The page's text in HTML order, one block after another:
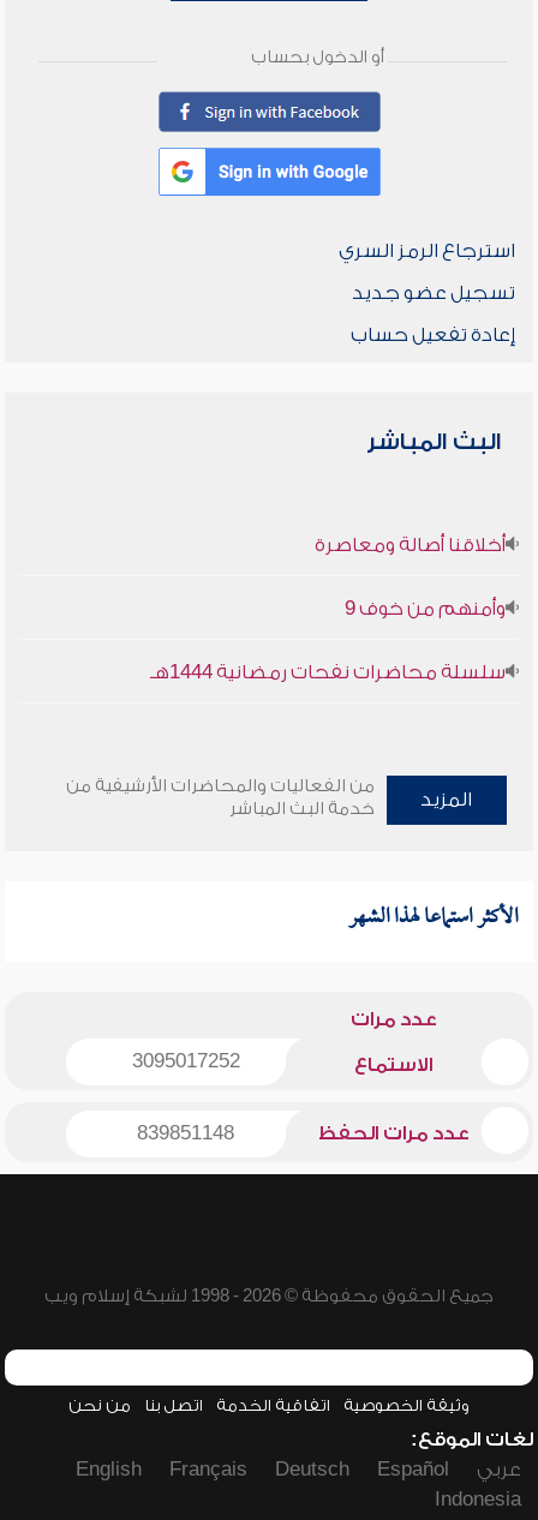
أو الدخول بحساب
استرجاع الرمز السري
تسجيل عضو جديد
إعادة تفعيل حساب
البث المباشر
أخلاقنا أصالة ومعاصرة
وأمنهم من خوف 9
سلسلة محاضرات نفحات رمضانية 1444هـ
المزيد
من الفعاليات والمحاضرات الأرشيفية من
خدمة البث المباشر
الأكثر استماعا لهذا الشهر
عدد مرات
الاستماع 3095017252
عدد مرات الحفظ 839851148
جميع الحقوق محفوظة © 2026 - 1998 لشبكة إسلام ويب
وثيقة الخصوصية اتفاقية الخدمة اتصل بنا من نحن
لغات الموقع:
عربي
Español
Deutsch
Français
English
Indonesia